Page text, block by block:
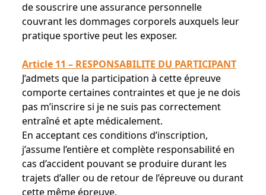
de souscrire une assurance personnelle
couvrant les dommages corporels auxquels leur
pratique sportive peut les exposer.
Article 11 – RESPONSABILITE DU PARTICIPANT
J’admets que la participation à cette épreuve
comporte certaines contraintes et que je ne dois
pas m’inscrire si je ne suis pas correctement
entraîné et apte médicalement.
En acceptant ces conditions d’inscription,
j’assume l’entière et complète responsabilité en
cas d’accident pouvant se produire durant les
trajets d’aller ou de retour de l’épreuve ou durant
cette même épreuve.